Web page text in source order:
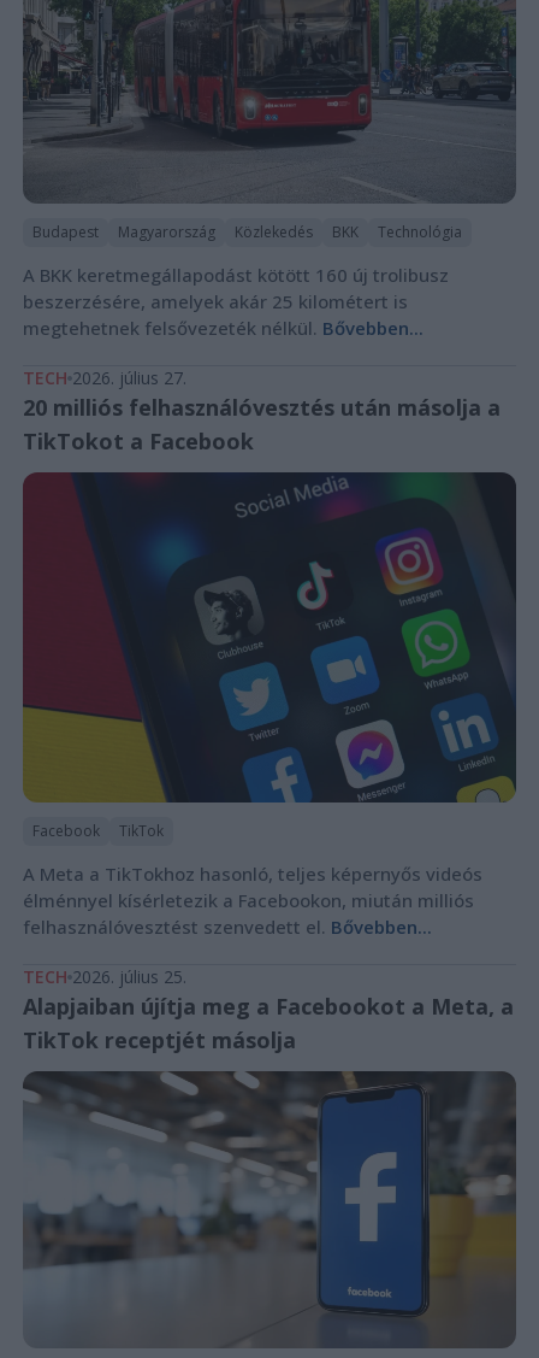
Budapest Magyarország Közlekedés BKK Technológia
A BKK keretmegállapodást kötött 160 új trolibusz
beszerzésére, amelyek akár 25 kilométert is
megtehetnek felsővezeték nélkül. Bővebben...
TECH 2026. július 27.
20 milliós felhasználóvesztés után másolja a
TikTokot a Facebook
Facebook TikTok
A Meta a TikTokhoz hasonló, teljes képernyős videós
élménnyel kísérletezik a Facebookon, miután milliós
felhasználóvesztést szenvedett el. Bővebben...
TECH 2026. július 25.
Alapjaiban újítja meg a Facebookot a Meta, a
TikTok receptjét másolja